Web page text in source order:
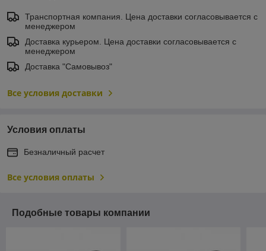
Транспортная компания. Цена доставки согласовывается с
менеджером
Доставка курьером. Цена доставки согласовывается с
менеджером
Доставка "Самовывоз"
Все условия доставки
Условия оплаты
Безналичный расчет
Все условия оплаты
Подобные товары компании